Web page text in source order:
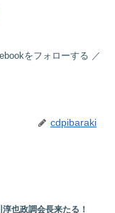
をフォローする
cdpibaraki
也政調会長来たる！